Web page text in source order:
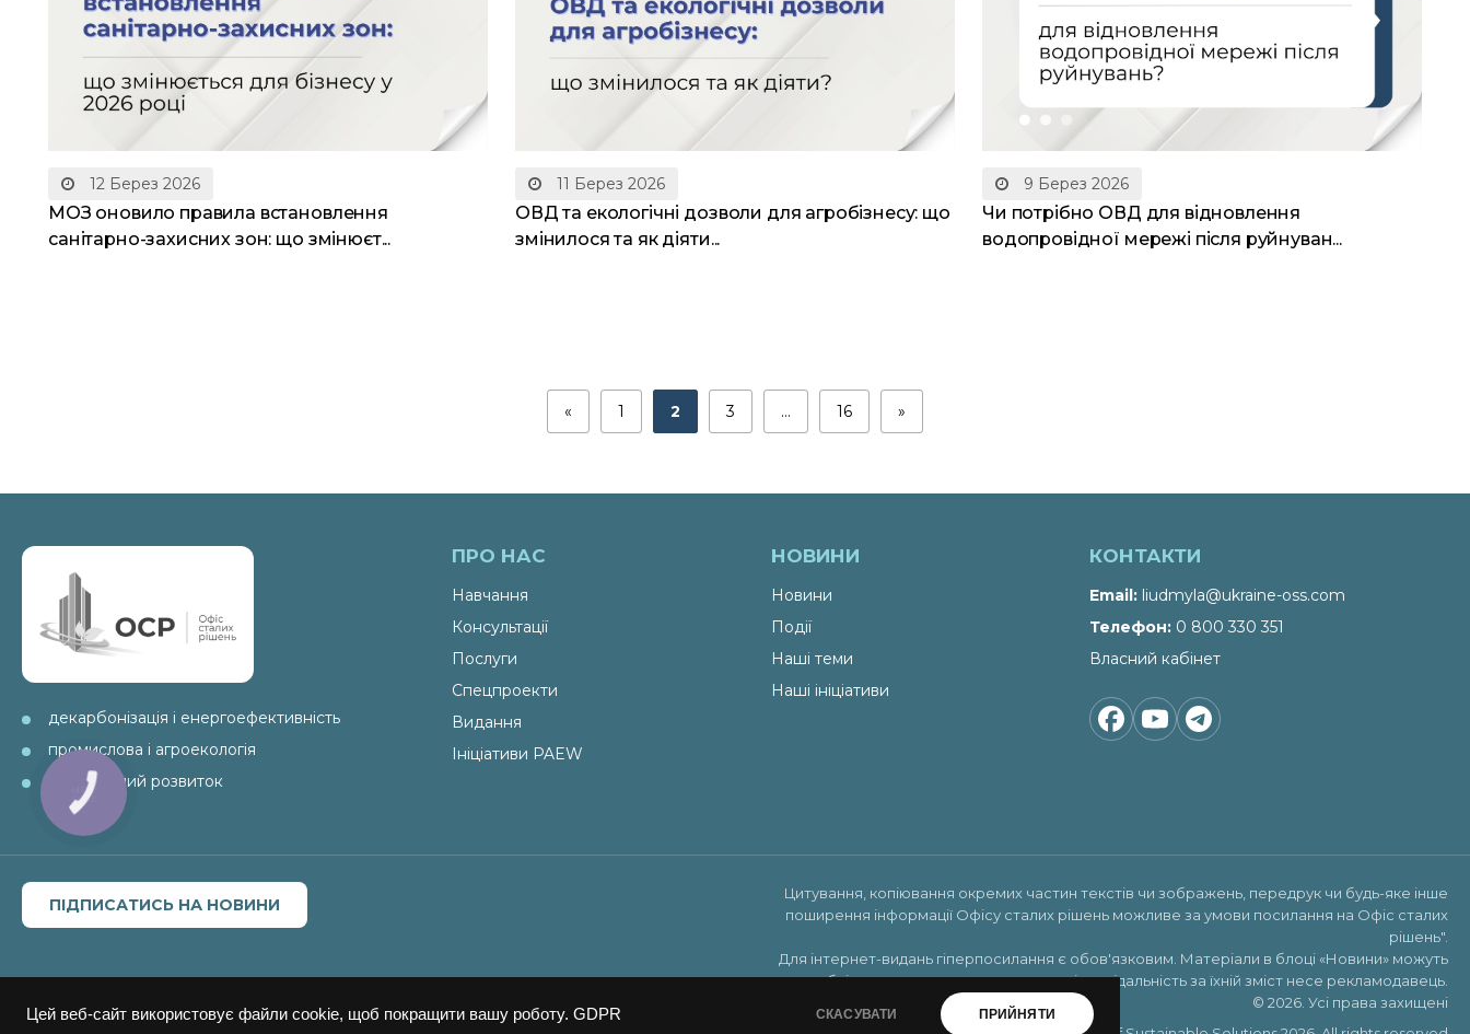
Цей веб-сайт використовує файли cookie, щоб покращити вашу роботу. GDPR СКАСУВАТИ ПРИЙНЯТИ
12 Берез 2026
МОЗ оновило правила встановлення
санітарно-захисних зон: що змінюєт...
11 Берез 2026
ОВД та екологічні дозволи для агробізнесу: що
змінилося та як діяти...
9 Берез 2026
Чи потрібно ОВД для відновлення
водопровідної мережі після руйнуван...
« 1 2 3 … 16 »
декарбонізація і енергоефективність
промислова і агроекологія
ESG і сталий розвиток
ПРО НАС
Навчання
Консультації
Послуги
Спецпроекти
Видання
Ініціативи PAEW
НОВИНИ
Новини
Події
Наші теми
Наші ініціативи
КОНТАКТИ
Email
liudmyla@ukraine-oss.com
Телефон 0 800 330 351
Власний кабінет
ПІДПИСАТИСЬ НА НОВИНИ
Цитування, копіювання окремих частин текстів чи зображень, передрук чи будь-яке інше
поширення інформації Офісу сталих рішень можливе за умови посилання на Офіс сталих
рішень"
Для інтернет-видань гіперпосилання є обов'язковим. Матеріали в блоці «Новини» можуть
публікуватись на правах реклами, відповідальність за їхній зміст несе рекламодавець.
© 2026. Усі права захищені